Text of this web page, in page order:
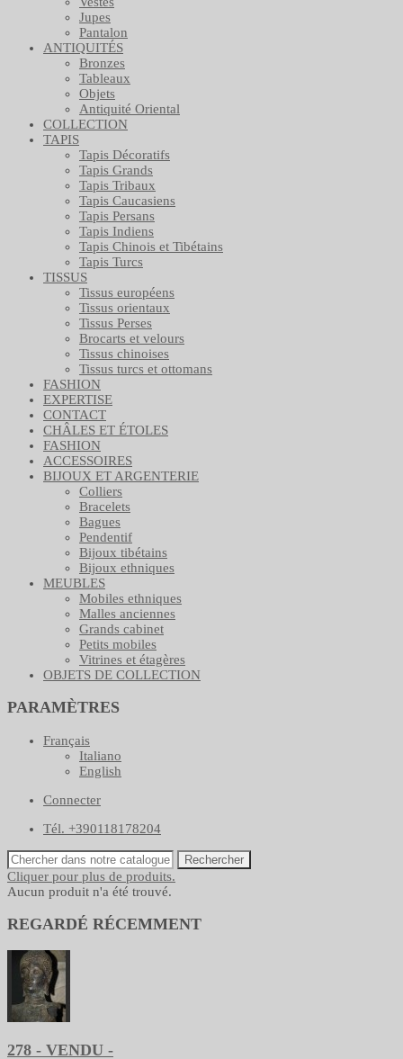
Jupes
Pantalon
ANTIQUITÉS
Bronzes
Tableaux
Objets
Antiquité Oriental
COLLECTION
TAPIS
Tapis Décoratifs
Tapis Grands
Tapis Tribaux
Tapis Caucasiens
Tapis Persans
Tapis Indiens
Tapis Chinois et Tibétains
Tapis Turcs
TISSUS
Tissus européens
Tissus orientaux
Tissus Perses
Brocarts et velours
Tissus chinoises
Tissus turcs et ottomans
FASHION
EXPERTISE
CONTACT
CHÂLES ET ÉTOLES
FASHION
ACCESSOIRES
BIJOUX ET ARGENTERIE
Colliers
Bracelets
Bagues
Pendentif
Bijoux tibétains
Bijoux ethniques
MEUBLES
Mobiles ethniques
Malles anciennes
Grands cabinet
Petits mobiles
Vitrines et étagères
OBJETS DE COLLECTION
PARAMÈTRES
Français
Italiano
English
Connecter
Tél. +390118178204
Rechercher
Cliquer pour plus de produits.
Aucun produit n'a été trouvé.
REGARDÉ RÉCEMMENT
278 - VENDU -